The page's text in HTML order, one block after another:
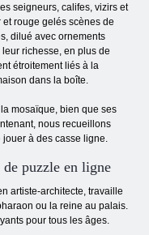
seigneurs, califes, vizirs et
rouge gelés scènes de
dilué avec ornements
richesse, en plus de
étroitement liés à la
dans la boîte.
mosaïque, bien que ses
nous recueillons
à des casse ligne.
puzzle en ligne
artiste-architecte, travaille
ou la reine au palais.
pour tous les âges.